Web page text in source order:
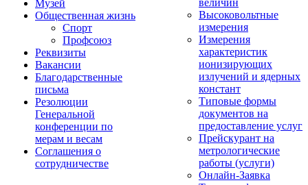
Музей
Общественная жизнь
Спорт
Профсоюз
Реквизиты
Вакансии
Благодарственные
письма
Резолюции
Генеральной
конференции по
мерам и весам
Соглашения о
сотрудничестве
величин
Высоковольтные
измерения
Измерения
характеристик
ионизирующих
излучений и ядерных
констант
Типовые формы
документов на
предоставление услуг
Прейскурант на
метрологические
работы (услуги)
Онлайн-Заявка